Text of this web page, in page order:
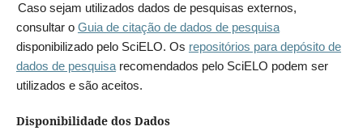
Caso sejam utilizados dados de pesquisas externos,
consultar o Guia de citação de dados de pesquisa
disponibilizado pelo SciELO. Os repositórios para depósito de
dados de pesquisarecomendados pelo SciELO podem ser
utilizados e são aceitos.
Disponibilidade dos Dados